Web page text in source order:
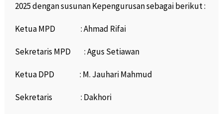
2025 dengan susunan Kepengurusan sebagai berikut :
Ketua MPD : Ahmad Rifai
Sekretaris MPD : Agus Setiawan
Ketua DPD : M. Jauhari Mahmud
Sekretaris : Dakhori